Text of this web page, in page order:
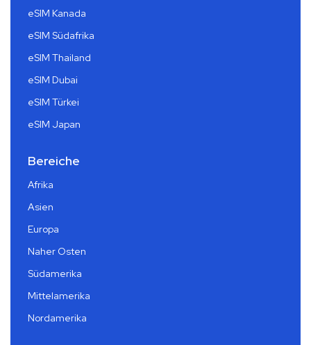
eSIM Kanada
eSIM Südafrika
eSIM Thailand
eSIM Dubai
eSIM Türkei
eSIM Japan
Bereiche
Afrika
Asien
Europa
Naher Osten
Südamerika
Mittelamerika
Nordamerika